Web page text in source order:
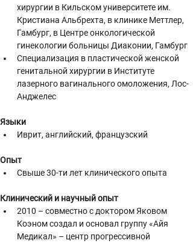
хирургии в Кильском университете им.
Кристиана Альбрехта, в клинике Меттлер,
Гамбург, в Центре онкологической
гинекологии больницы Диаконии, Гамбург
Специализация в пластической женской
генитальной хирургии в Институте
лазерного вагинального омоложения, Лос-
Анджелес
Языки
Иврит, английский, французский
Опыт
Свыше 30-ти лет клинического опыта
Клинический и научный опыт
2010 – совместно с доктором Яковом
Коэном создал и основал группу «Айя
Медикал» – центр прогрессивной